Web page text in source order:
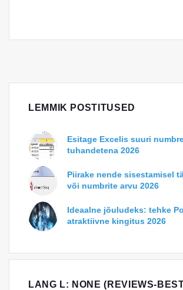
LEMMIK POSTITUSED
Esitage Excelis suuri
tuhandetena 2026
Piirake nende sisestamisel
või numbrite arvu 2026
Ideaalne jõuludeks: tehke
atraktiivne kingitus 2026
LANG L: NONE (REVIEWS-